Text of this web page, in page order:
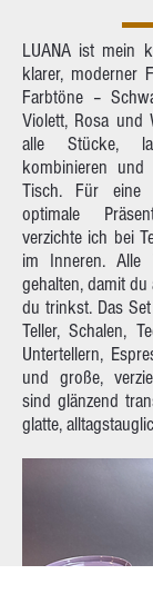
LUANA ist mein
klarer, moderner
Farbtöne –
Violett, Rosa und
alle Stücke,
kombinieren und
Tisch. Für eine
optimale
verzichte ich bei
im Inneren. Alle
gehalten, damit
du trinkst. Das
Teller, Schalen,
Untertellern,
und große,
sind glänzend
glatte,